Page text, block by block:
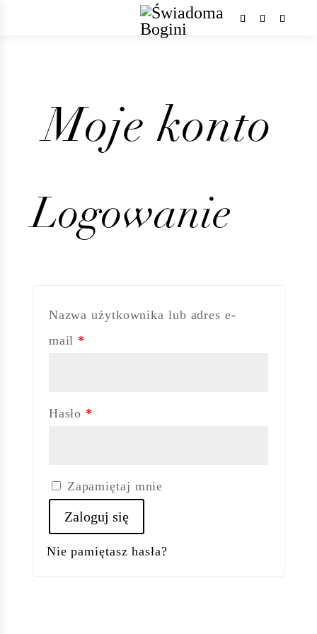
Moje konto
Logowanie
Nazwa użytkownika lub adres e-
mail *
Hasło *
Zapamiętaj mnie
Zaloguj się
Nie pamiętasz hasła?